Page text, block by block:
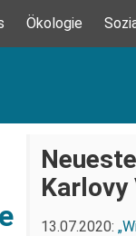
Ökologie
Karlovy
13.07.2020: